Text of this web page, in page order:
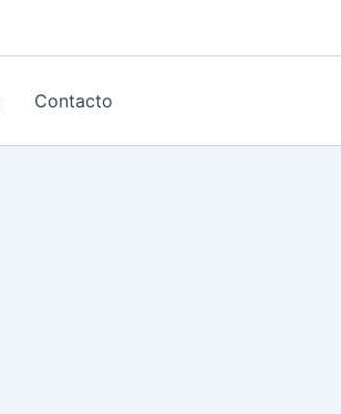
Contacto